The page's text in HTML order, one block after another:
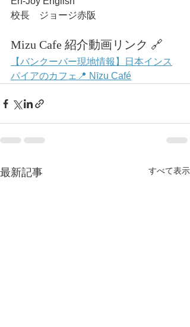
校長　ジョージ赤阪
Mizu Cafe 紹介動画リンク 🔗
【バンクーバー現地情報】日本インス
パイアのカフェ📍 Nīzu Café
最新記事 すべて表示